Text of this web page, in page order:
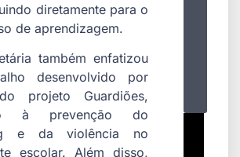
diretamente para o
de aprendizagem.
também enfatizou
desenvolvido por
projeto Guardiões,
à prevenção do
e da violência no
escolar. Além disso,